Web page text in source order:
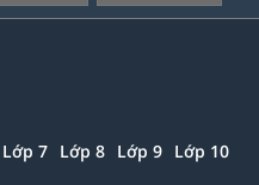
Lớp 7 Lớp 8 Lớp 9 Lớp 10